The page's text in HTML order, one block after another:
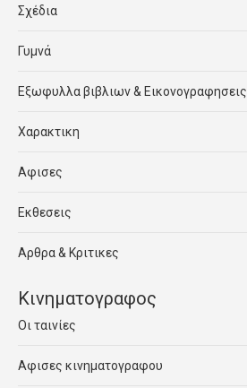
Σχέδια
Γυμνά
Εξωφυλλα βιβλιων & Εικονογραφησεις
Χαρακτικη
Αφισες
Εκθεσεις
Αρθρα & Κριτικες
Κινηματογραφος
Οι ταινίες
Αφισες κινηματογραφου